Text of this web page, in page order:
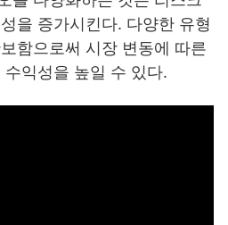
을 증가시킨다. 다양한 유형
함으로써 시장 변동에 따른
익성을 높일 수 있다.